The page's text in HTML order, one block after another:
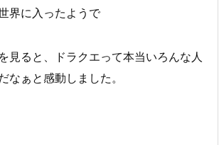
界に入ったようで
見ると、ドラクエって本当いろんな人
なぁと感動しました。